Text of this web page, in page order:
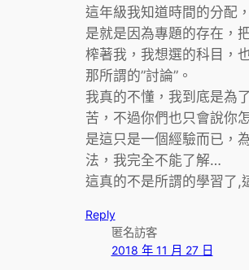
這年級我知道時間的分配
是就是因為專題的存在，
榨著我，我想選的科目，
那所謂的”討論”。
我真的不懂，我到底是為
苦，不過你們也只會說你
是這只是一個經驗而已，
法，我完全不能了解…
這真的不是所謂的學習了,
Reply
匿名訪客
2018 年 11 月 27 日